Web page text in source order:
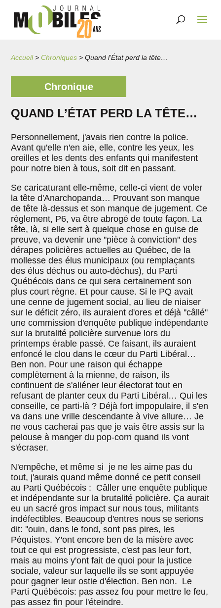
Accueil>Chroniques >Quand l’État perd la tête…
Chronique
QUAND L’ÉTAT PERD LA TÊTE…
Personnellement, j'avais rien contre la police.
Avant qu'elle n'en aie, elle, contre les yeux, les
oreilles et les dents des enfants qui manifestent
pour notre bien à tous, soit dit en passant.
Se caricaturant elle-même, celle-ci vient de voler
la tête d'Anarchopanda… Prouvant son manque
de tête là-dessus et son manque de jugement. Ce
règlement, P6, va être abrogé de toute façon. La
tête, là, si elle sert à quelque chose en guise de
preuve, va devenir une ''pièce à conviction'' des
dérapes policières actuelles au Québec, de la
mollesse des élus municipaux (ou remplaçants
des élus déchus ou auto-déchus), du Parti
Québécois dans ce qui sera certainement son
plus court règne. Et pour cause. Si le PQ avait
une cenne de jugement social, au lieu de niaiser
sur le déficit zéro, ils auraient d'ores et déjà ''câllé''
une commission d'enquête publique indépendante
sur la brutalité policière survenue lors du
printemps érable passé. Ce faisant, ils auraient
enfoncé le clou dans le cœur du Parti Libéral…
Ben non. Pour une raison qui échappe
complètement à la mienne, de raison, ils
continuent de s'aliéner leur électorat tout en
refusant de planter ceux du Parti Libéral… Qui les
conseille, ce parti-là ? Déjà fort impopulaire, il s'en
va dans une vrille descendante à vive allure… Je
ne vous cacherai pas que je vais être assis sur la
pelouse à manger du pop-corn quand ils vont
s'écraser.
N'empêche, et même si je ne les aime pas du
tout, j'aurais quand même donné ce petit conseil
au Parti Québécois : Câller une enquête publique
et indépendante sur la brutalité policière. Ça aurait
eu un sacré gros impact sur nous tous, militants
indéfectibles. Beaucoup d'entres nous se serions
dit: ''ouin, dans le fond, sont pas pires, les
Péquistes. Y'ont encore ben de la misère avec
tout ce qui est progressiste, c'est pas leur fort,
mais au moins y'ont fait de quoi pour la justice
sociale, valeur sur laquelle ils se sont appuyée
pour gagner leur ostie d'élection. Ben non. Le
Parti Québécois: pas assez fou pour mettre le feu,
pas assez fin pour l'éteindre.